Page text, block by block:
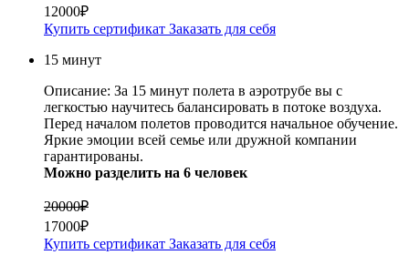
12000₽
Купить сертификат Заказать для себя
15 минут
Описание: За 15 минут полета в аэротрубе вы с
легкостью научитесь балансировать в потоке воздуха.
Перед началом полетов проводится начальное обучение.
Яркие эмоции всей семье или дружной компании
гарантированы.
Можно разделить на 6 человек
20000₽
17000₽
Купить сертификат Заказать для себя